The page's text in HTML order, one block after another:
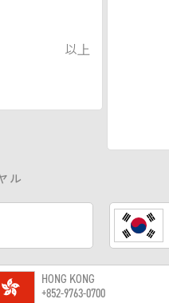
以上
ル
HONG KONG
+852-9763-0700